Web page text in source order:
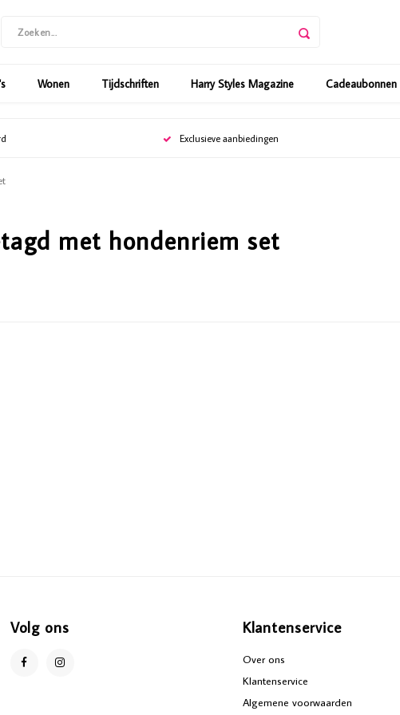
Wonen Tijdschriften Harry Styles Magazine Cadeaubonnen
Exclusieve aanbiedingen
met hondenriem set
Volg ons Klantenservice
Over ons
Klantenservice
Algemene voorwaarden